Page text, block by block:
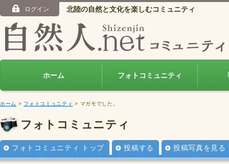
ログイン 北陸の自然と文化を楽しむコミュニティ
ホーム フォトコミュニティ
ホーム > フォトコミュニティ > マガモでした。
フォトコミュニティ
フォトコミュニティ トップ 投稿する 投稿写真を見る